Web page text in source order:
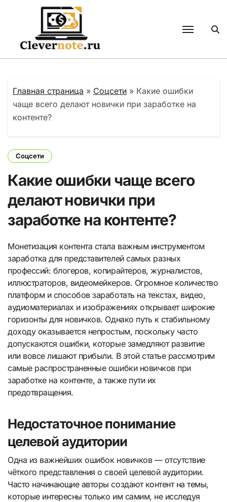
содержанию
Главная страница » Соцсети » Какие ошибки
чаще всего делают новички при заработке на
контенте?
Соцсети
Какие ошибки чаще всего
делают новички при
заработке на контенте?
Монетизация контента стала важным инструментом
заработка для представителей самых разных
профессий: блогеров, копирайтеров, журналистов,
иллюстраторов, видеомейкеров. Огромное количество
платформ и способов заработать на текстах, видео,
аудиоматериалах и изображениях открывает широкие
горизонты для новичков. Однако путь к стабильному
доходу оказывается непростым, поскольку часто
допускаются ошибки, которые замедляют развитие
или вовсе лишают прибыли. В этой статье рассмотрим
самые распространенные ошибки новичков при
заработке на контенте, а также пути их
предотвращения.
Недостаточное понимание
целевой аудитории
Одна из важнейших ошибок новичков — отсутствие
чёткого представления о своей целевой аудитории.
Часто начинающие авторы создают контент на темы,
которые интересны только им самим, не исследуя